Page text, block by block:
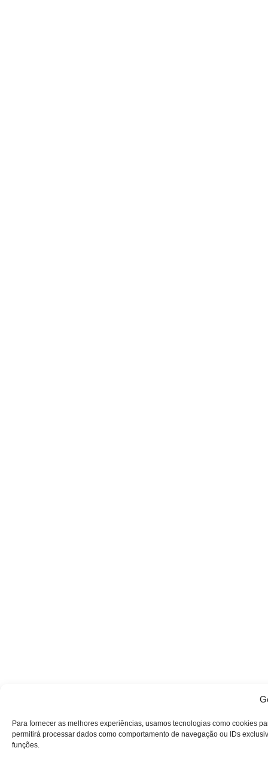
Para fornecer as melhores experiências, usamos tecnologias como cookies
permitirá processar dados como comportamento de navegação ou IDs
funções.